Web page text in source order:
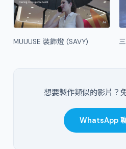
MUUUSE 裝飾燈 (SAVY)
想要製作類似的影片？
WhatsApp